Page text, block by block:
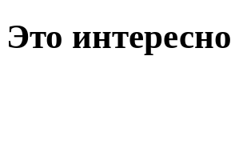
Это интересно